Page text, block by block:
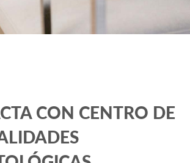
CON CENTRO DE